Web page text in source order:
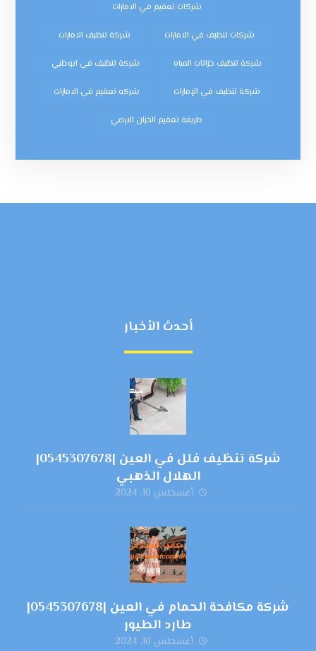
شركات تعقيم في الامارات
شركات تنظيف في الامارات شركة تنظيف الامارات
شركة تنظيف خزانات المياه شركة تنظيف في ابوظبي
شركة تنظيف في الإمارات شركه تعقيم في الامارات
طريقة تعقيم الخزان الارضي
أحدث الأخبار
شركة تنظيف فلل في العين |0545307678|
الهلال الذهبي
أغسطس 10, 2024
شركة مكافحة الحمام في العين |0545307678|
طارد الطيور
أغسطس 10, 2024